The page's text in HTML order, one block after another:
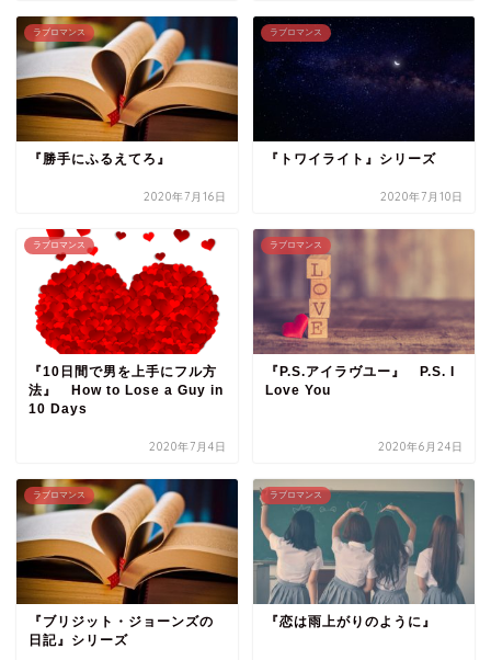
ラブロマンス
『勝手にふるえてろ』
2020年7月16日
ラブロマンス
『トワイライト』シリーズ
2020年7月10日
ラブロマンス
『10日間で男を上手にフル方
法』 How to Lose a Guy in
10 Days
2020年7月4日
ラブロマンス
『P.S.アイラヴユー』 P.S. I
Love You
2020年6月24日
ラブロマンス
『ブリジット・ジョーンズの
日記』シリーズ
ラブロマンス
『恋は雨上がりのように』